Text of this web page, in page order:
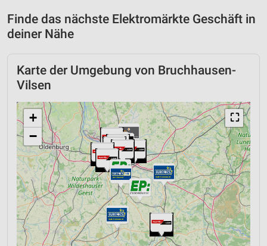
Finde das nächste Elektromärkte Geschäft in
deiner Nähe
Karte der Umgebung von Bruchhausen-
Vilsen
⛶
+
−